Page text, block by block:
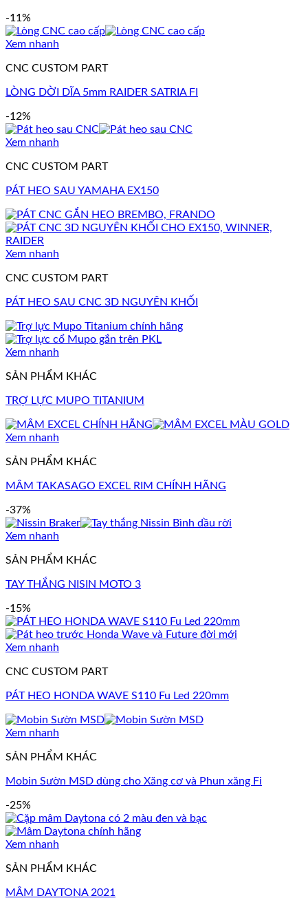
-11%
Xem nhanh
CNC CUSTOM PART
LÒNG DỜI DĨA 5mm RAIDER SATRIA FI
-12%
Xem nhanh
CNC CUSTOM PART
PÁT HEO SAU YAMAHA EX150
Xem nhanh
CNC CUSTOM PART
PÁT HEO SAU CNC 3D NGUYÊN KHỐI
Xem nhanh
SẢN PHẨM KHÁC
TRỢ LỰC MUPO TITANIUM
Xem nhanh
SẢN PHẨM KHÁC
MÂM TAKASAGO EXCEL RIM CHÍNH HÃNG
-37%
Xem nhanh
SẢN PHẨM KHÁC
TAY THẮNG NISIN MOTO 3
-15%
Xem nhanh
CNC CUSTOM PART
PÁT HEO HONDA WAVE S110 Fu Led 220mm
Xem nhanh
SẢN PHẨM KHÁC
Mobin Sườn MSD dùng cho Xăng cơ và Phun xăng Fi
-25%
Xem nhanh
SẢN PHẨM KHÁC
MÂM DAYTONA 2021